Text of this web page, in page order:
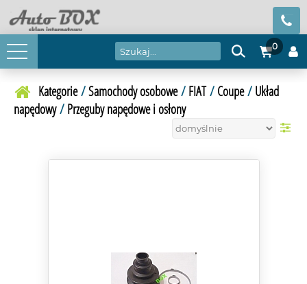
0
Kategorie/Samochody osobowe/ FIAT/ Coupe/ Układ
napędowy/ Przeguby napędowe i osłony